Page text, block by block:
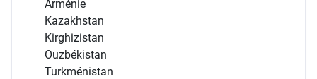
Arménie
Kazakhstan
Kirghizistan
Ouzbékistan
Turkménistan